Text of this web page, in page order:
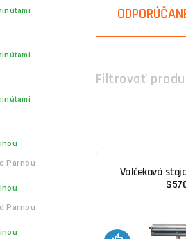
Parnou
Parnou
Filtrovať
Valčeková